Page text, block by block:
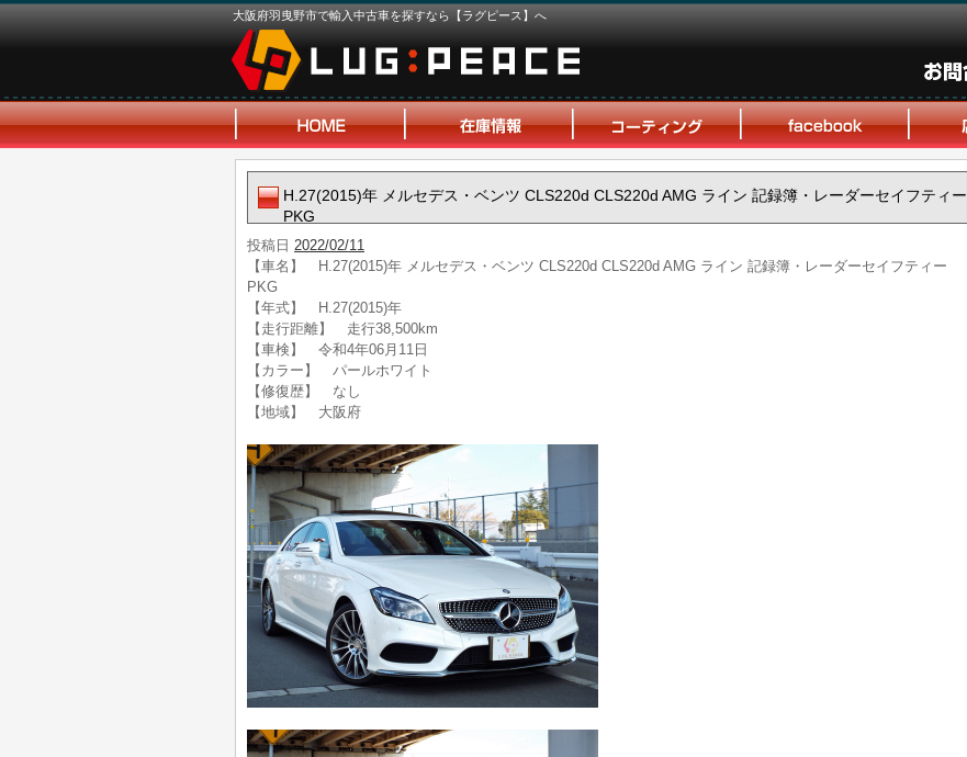
大阪府羽曳野市で輸入中古車を探すなら【ラグピース】へ
H.27(2015)年 メルセデス・ベンツ CLS220d CLS220d AMG ライン 記録簿・レーダーセイフティー
PKG
投稿日 2022/02/11
【車名】 H.27(2015)年 メルセデス・ベンツ CLS220d CLS220d AMG ライン 記録簿・レーダーセイフティー
PKG
【年式】 H.27(2015)年
【走行距離】 走行38,500km
【車検】 令和4年06月11日
【カラー】 パールホワイト
【修復歴】 なし
【地域】 大阪府